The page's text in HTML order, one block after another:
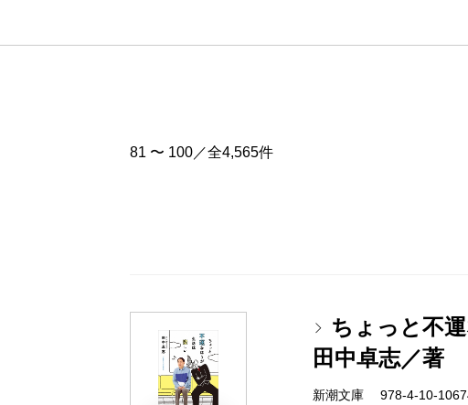
81 〜 100／全4,565件
ちょっと不
田中卓志／著
新潮文庫 978-4-10-